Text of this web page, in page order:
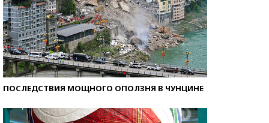
ПОСЛЕДСТВИЯ МОЩНОГО ОПОЛЗНЯ В ЧУНЦИНЕ